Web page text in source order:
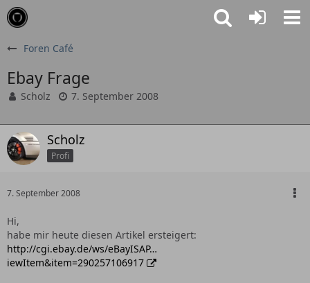
Foren Café
Ebay Frage
Scholz 7. September 2008
Scholz
Profi
7. September 2008
Hi,
habe mir heute diesen Artikel ersteigert:
http://cgi.ebay.de/ws/eBayISAP…
iewItem&item=290257106917